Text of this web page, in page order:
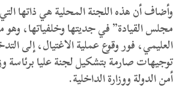
وأضاف أن هذه اللجنة المحلية هي ذاتها
مجلس القيادة” في جديتها وخلفياتها، وهو
العليمي، فور وقوع عملية الاغتيال، إلى
توجيهات صارمة بتشكيل لجنة عليا برئاسة
أمن الدولة ووزارة الداخلية.